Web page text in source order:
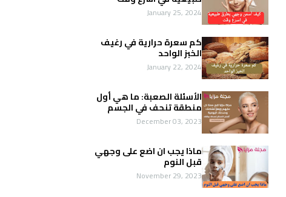
January 25, 2024
كم سعرة حرارية في رغيف
الخبز الواحد
January 22, 2024
الأسئلة الصعبة: ما هي أول
منطقة تنحف في الجسم
December 03, 2023
ماذا يجب ان اضع على وجهي
قبل النوم
November 29, 2023